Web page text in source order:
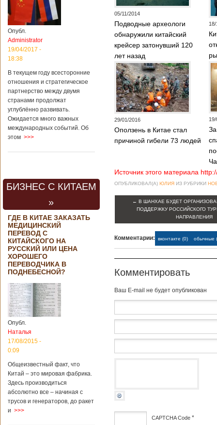
Опубл.
Administrator
19/04/2017 -
18:38
В текущем году всесторонние
отношения и стратегическое
партнерство между двумя
странами продолжат
углублённо развивать.
Ожидается много важных
международных событий. Об
этом >>>
БИЗНЕС С КИТАЕМ
»
ГДЕ В КИТАЕ ЗАКАЗАТЬ
МЕДИЦИНСКИЙ
ПЕРЕВОД С
КИТАЙСКОГО НА
РУССКИЙ ИЛИ ЦЕНА
ХОРОШЕГО
ПЕРЕВОДЧИКА В
ПОДНЕБЕСНОЙ?
Опубл.
Наталья
17/08/2015 -
0:09
Общеизвестный факт, что
Китай – это мировая фабрика.
Здесь производиться
абсолютно все – начиная с
трусов и генераторов, до ракет
и >>>
05/11/2014
Подводные археологи
обнаружили китайский
крейсер затонувший 120
лет назад
29/01/2016
Оползень в Китае стал
причиной гибели 73 людей
Источник этого материала
ОПУБЛИКОВАЛ(А) ЮЛИЯ ИЗ РУБРИКИ
← В ШАНХАЕ БУДЕТ
ПОДДЕРЖКУ РОССИЙСКОГО
НАПРАВЛЕНИЯ
Комментарии: вконтакте (0) обычные
Комментировать
Baш E-mail не будет опубликован
CAPTCHA Code *